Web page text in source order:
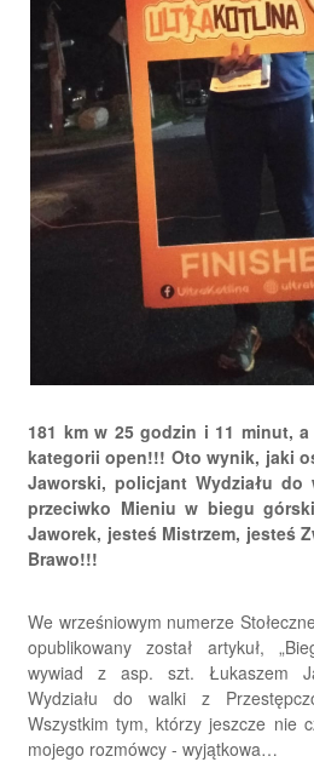
181 km w 25 godzin i 11 minut,
kategorii open!!! Oto wynik, jaki
Jaworski, policjant Wydziału do
przeciwko Mieniu w biegu
Jaworek, jesteś Mistrzem, jesteś
Brawo!!!
We wrześniowym numerze
opublikowany został artykuł,
wywiad z asp. szt. Łukaszem
Wydziału do walki z
Wszystkim tym, którzy jeszcze nie
mojego rozmówcy - wyjątkowa…